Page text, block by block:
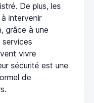
De plus, les
intervenir
grâce à une
vivre
sécurité est une
de